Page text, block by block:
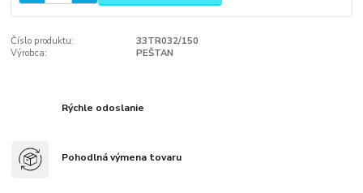
Číslo produktu:
33TR032/150
Výrobca:
PEŠTAN
Rýchle odoslanie
Pohodlná výmena tovaru